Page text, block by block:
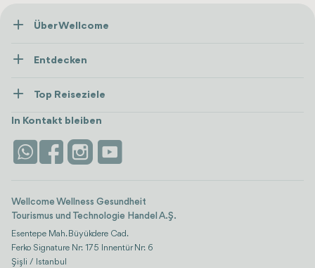
Über Wellcome
Presse
Vertrauen & Sicherheit
Kontaktieren Sie uns
Entdecken
Wellness
Unterkünfte
Attraktionen
Bewertungen
Top Reiseziele
Alle anzeigen
Istanbul
In Kontakt bleiben
Wellcome Wellness Gesundheit
Tourismus und Technologie Handel A.Ş.
Esentepe Mah. Büyükdere Cad.
Ferko Signature Nr: 175 Innentür Nr: 6
Şişli / Istanbul